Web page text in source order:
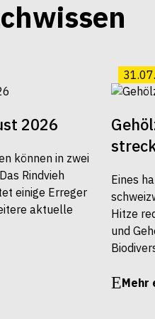
2026
können in zwei
Rindvieh
einige Erreger
aktuelle
Eines
Hitze
und
Mehr